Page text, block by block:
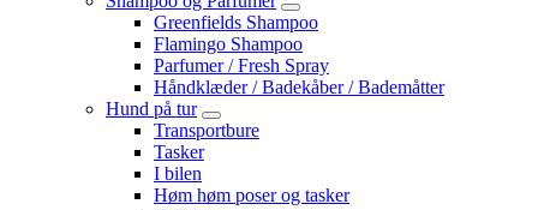
Greenfields Shampoo
Flamingo Shampoo
Parfumer / Fresh Spray
Håndklæder / Badekåber / Bademåtter
Hund på tur
Transportbure
Tasker
I bilen
Høm høm poser og tasker